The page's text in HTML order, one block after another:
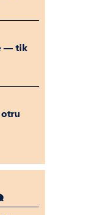
— tik
otru